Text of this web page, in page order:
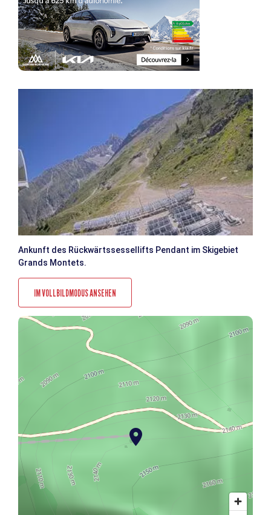
Ankunft des Rückwärtssessellifts Pendant im Skigebiet
Grands Montets.
IM VOLLBILDMODUS ANSEHEN